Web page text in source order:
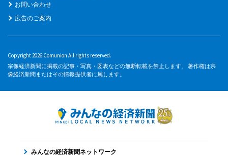
お問い合わせ
広告のご案内
Copyright 2026 Comunion All rights reserved.
宗像経済新聞に掲載の記事・写真・図表などの無断転載を禁止します。 著作権は宗
像経済新聞またはその情報提供者に属します。
みんなの経済新聞ネットワーク